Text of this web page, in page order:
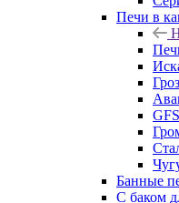
Печи в
Банные
С баком